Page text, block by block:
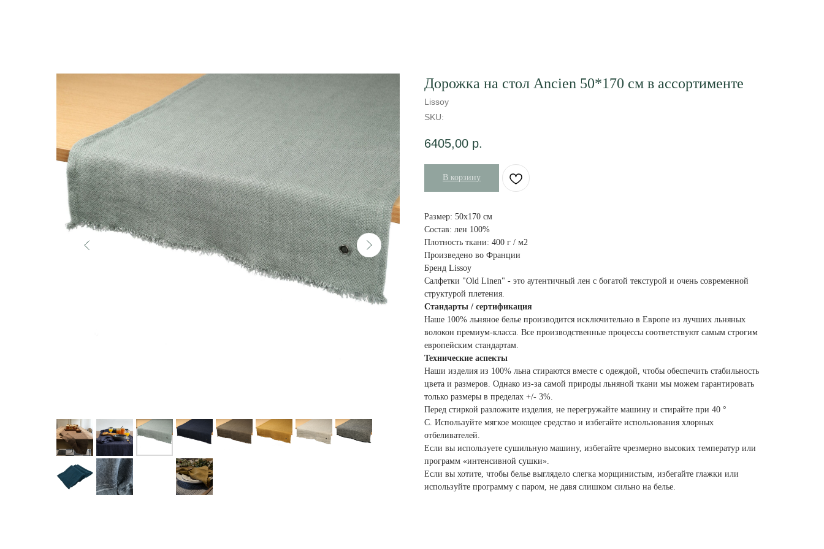
Дорожка на стол Ancien 50*170 см в ассортименте
Lissoy
SKU:
6405,00 р.
В корзину
Размер: 50х170 см
Состав: лен 100%
Плотность ткани: 400 г / м2
Произведено во Франции
Бренд Lissoy
Салфетки "Old Linen" - это аутентичный лен с богатой текстурой и очень современной
структурой плетения.
Стандарты / сертификация
Наше 100% льняное белье производится исключительно в Европе из лучших льняных
волокон премиум-класса. Все производственные процессы соответствуют самым строгим
европейским стандартам.
Технические аспекты
Наши изделия из 100% льна стираются вместе с одеждой, чтобы обеспечить стабильность
цвета и размеров. Однако из-за самой природы льняной ткани мы можем гарантировать
только размеры в пределах +/- 3%.
Перед стиркой разложите изделия, не перегружайте машину и стирайте при 40 °
C. Используйте мягкое моющее средство и избегайте использования хлорных
отбеливателей.
Если вы используете сушильную машину, избегайте чрезмерно высоких температур или
программ «интенсивной сушки».
Если вы хотите, чтобы белье выглядело слегка морщинистым, избегайте глажки или
используйте программу с паром, не давя слишком сильно на белье.